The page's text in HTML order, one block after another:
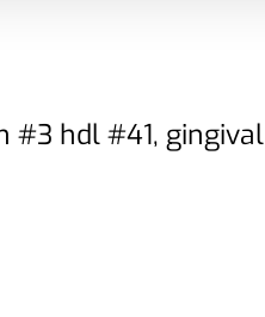
#3 hdl #41, gingival